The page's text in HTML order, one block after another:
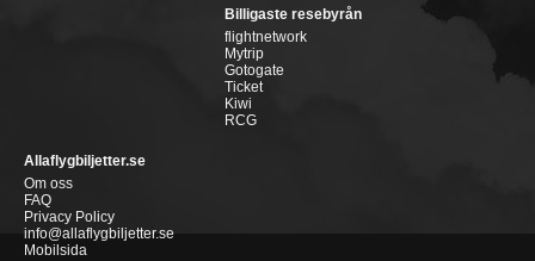
Billigaste resebyrån
flightnetwork
Mytrip
Gotogate
Ticket
Kiwi
RCG
Allaflygbiljetter.se
Om oss
FAQ
Privacy Policy
info@allaflygbiljetter.se
Mobilsida